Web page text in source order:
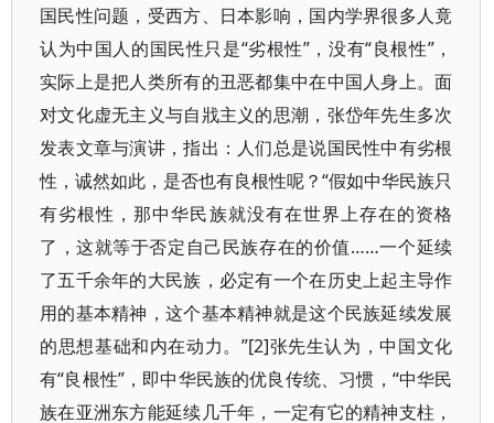
国民性问题，受西方、日本影响，国内学界很多人竟
认为中国人的国民性只是“劣根性”，没有“良根性”，
实际上是把人类所有的丑恶都集中在中国人身上。面
对文化虚无主义与自戕主义的思潮，张岱年先生多次
发表文章与演讲，指出：人们总是说国民性中有劣根
性，诚然如此，是否也有良根性呢？“假如中华民族只
有劣根性，那中华民族就没有在世界上存在的资格
了，这就等于否定自己民族存在的价值……一个延续
了五千余年的大民族，必定有一个在历史上起主导作
用的基本精神，这个基本精神就是这个民族延续发展
的思想基础和内在动力。”[2]张先生认为，中国文化
有“良根性”，即中华民族的优良传统、习惯，“中华民
族在亚洲东方能延续几千年，一定有它的精神支柱，